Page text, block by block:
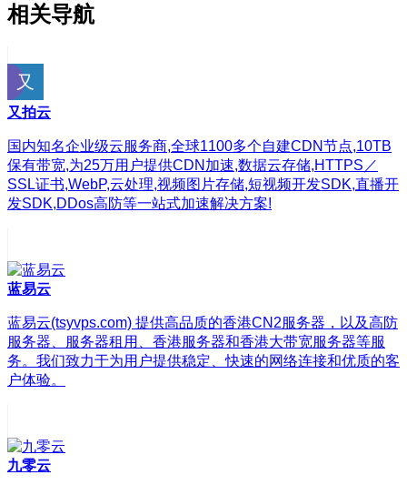
相关导航
又拍云
国内知名企业级云服务商,全球1100多个自建CDN节点,10TB
保有带宽,为25万用户提供CDN加速,数据云存储,HTTPS／
SSL证书,WebP,云处理,视频图片存储,短视频开发SDK,直播开
发SDK,DDos高防等一站式加速解决方案!
蓝易云
蓝易云(tsyvps.com) 提供高品质的香港CN2服务器，以及高防
服务器、服务器租用、香港服务器和香港大带宽服务器等服
务。我们致力于为用户提供稳定、快速的网络连接和优质的客
户体验。
九零云